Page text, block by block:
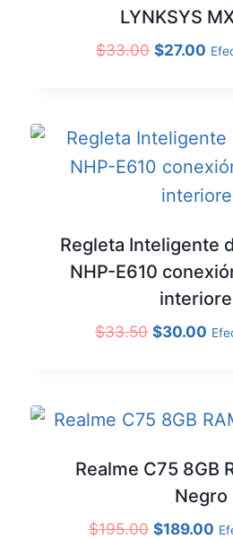
LYNKSYS
$33.00 $27.00
Regleta Inteligente
NHP-E610
$33.50 $30.00
Realme C75 8GB
Negro
$195.00 $189.00